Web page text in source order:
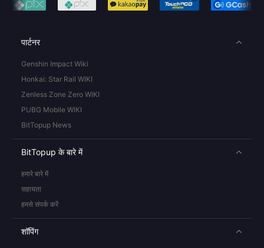
पार्टनर
Genshin Impact Wiki
Honkai: Star Rail WIKI
Zenless Zone Zero WIKI
PUBG Mobile WIKI
BitTopup News
BitTopup के बारे में
हमारे बारे में
सहायता
हमसे संपर्क करें
शॉपिंग